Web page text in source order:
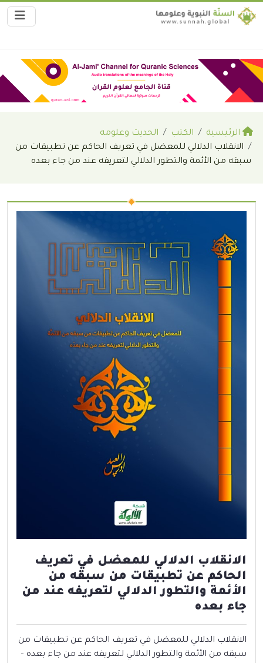
الرئيسية الكتب
الحديث وعلومه
الانقلاب الدلالي للمعضل في تعريف الحاكم عن تطبيقات من
سبقه من الأئمة والتطور الدلالي لتعريفه عند من جاء بعده
الانقلاب الدلالي للمعضل في تعريف
الحاكم عن تطبيقات من سبقه من
الأئمة والتطور الدلالي لتعريفه عند من
جاء بعده
الانقلاب الدلالي للمعضل في تعريف الحاكم عن تطبيقات من
سبقه من الأئمة والتطور الدلالي لتعريفه عند من جاء بعده –